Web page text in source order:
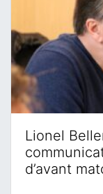
Lionel
d’avant